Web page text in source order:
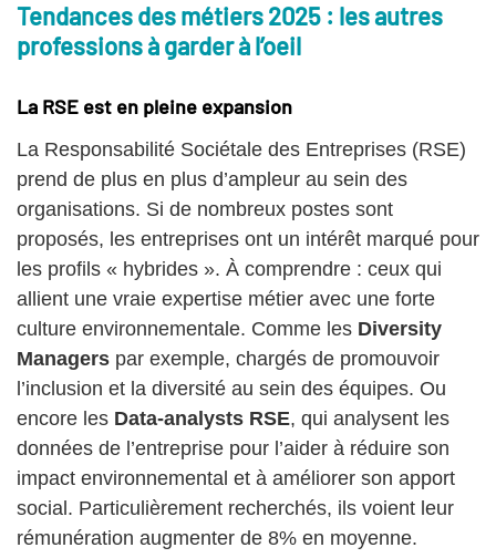
Tendances des métiers 2025 : les autres
professions à garder à l’oeil
La RSE est en pleine expansion
La Responsabilité Sociétale des Entreprises (RSE)
prend de plus en plus d’ampleur au sein des
organisations. Si de nombreux postes sont
proposés, les entreprises ont un intérêt marqué pour
les profils « hybrides ». À comprendre : ceux qui
allient une vraie expertise métier avec une forte
culture environnementale. Comme les Diversity
Managers par exemple, chargés de promouvoir
l’inclusion et la diversité au sein des équipes. Ou
encore les Data-analysts RSE, qui analysent les
données de l’entreprise pour l’aider à réduire son
impact environnemental et à améliorer son apport
social. Particulièrement recherchés, ils voient leur
rémunération augmenter de 8% en moyenne.